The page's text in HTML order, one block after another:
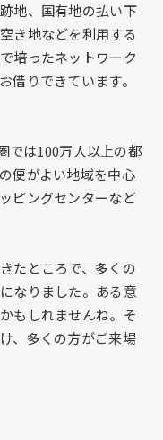
地、国有地の払い下
き地などを利用する
培ったネットワーク
借りできています。
では100万人以上の都
便がよい地域を中心
ピングセンターなど
たところで、多くの
なりました。ある意
もしれませんね。そ
、多くの方がご来場